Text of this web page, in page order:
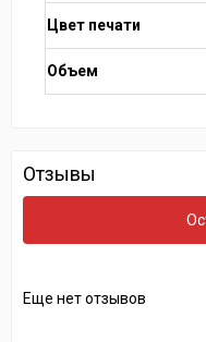
Цвет печати
Объем
Отзывы
Еще нет отзывов